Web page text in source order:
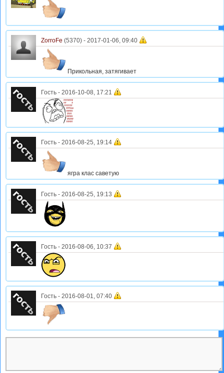
ZorroFe (5370) - 2017-01-06, 09:40
Прикольная, затягивает
Гость - 2016-10-08, 17:21
Гость - 2016-08-25, 19:14
ягра клас саветую
Гость - 2016-08-25, 19:13
Гость - 2016-08-06, 10:37
Гость - 2016-08-01, 07:40